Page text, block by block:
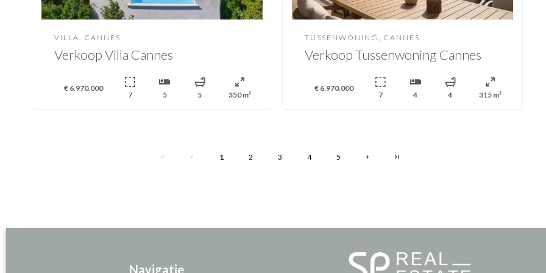
VILLA, CANNES
Verkoop Villa Cannes
€ 6.970.000
7 5 5 350 m²
TUSSENWONING, CANNES
Verkoop Tussenwoning Cannes
€ 6.970.000
7 4 4 315 m²
1 2 3 4 5
Navigatie